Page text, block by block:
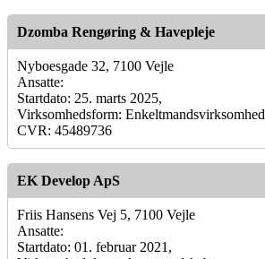
Dzomba Rengøring & Havepleje
Nyboesgade 32, 7100 Vejle
Ansatte:
Startdato: 25. marts 2025,
Virksomhedsform: Enkeltmandsvirksomhed
CVR: 45489736
EK Develop ApS
Friis Hansens Vej 5, 7100 Vejle
Ansatte:
Startdato: 01. februar 2021,